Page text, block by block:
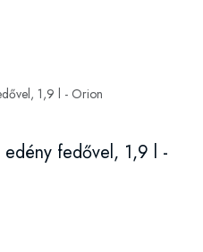
fedővel, 1,9 l -